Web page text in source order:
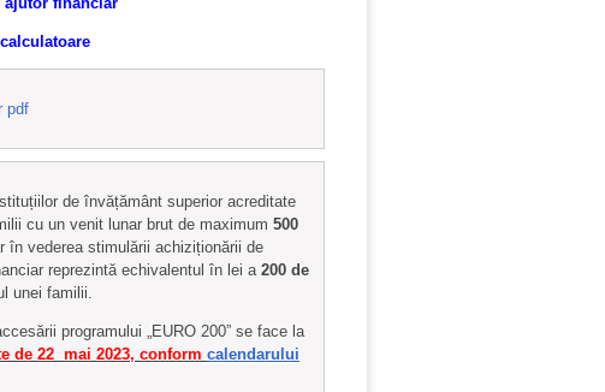
pdf
de învățământ superior acreditate
cu un venit lunar brut de maximum 500
în vederea stimulării achiziționării de
reprezintă echivalentul în lei a 200 de
unei familii.
programului „EURO 200” se face la
de 22 mai 2023, conform calendarului